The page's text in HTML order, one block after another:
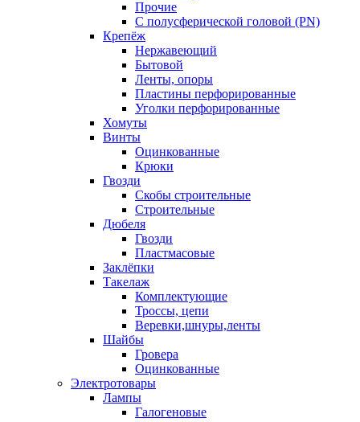
Прочие
С полусферической головой (PN)
Крепёж
Нержавеющий
Бытовой
Ленты, опоры
Пластины перфорированные
Уголки перфорированные
Хомуты
Винты
Оцинкованные
Крюки
Гвозди
Скобы строительные
Строительные
Дюбеля
Гвозди
Пластмасовые
Заклёпки
Такелаж
Комплектующие
Троссы, цепи
Веревки,шнуры,ленты
Шайбы
Гровера
Оцинкованные
Электротовары
Лампы
Галогеновые